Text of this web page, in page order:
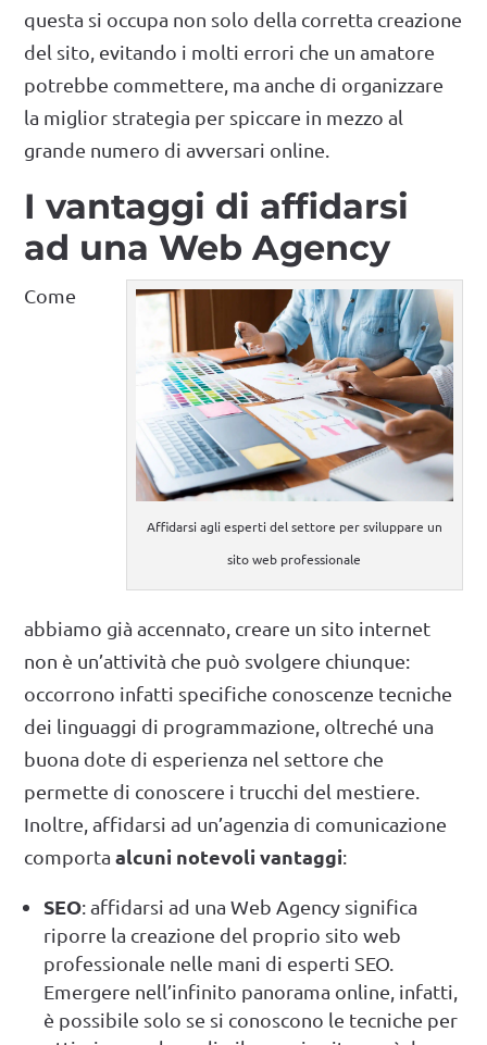
questa si occupa non solo della corretta creazione
del sito, evitando i molti errori che un amatore
potrebbe commettere, ma anche di organizzare
la miglior strategia per spiccare in mezzo al
grande numero di avversari online.
I vantaggi di affidarsi
ad una Web Agency
Affidarsi agli esperti del settore per sviluppare un
sito web professionale
Come
abbiamo già accennato, creare un sito internet
non è un’attività che può svolgere chiunque:
occorrono infatti specifiche conoscenze tecniche
dei linguaggi di programmazione, oltreché una
buona dote di esperienza nel settore che
permette di conoscere i trucchi del mestiere.
Inoltre, affidarsi ad un’agenzia di comunicazione
comportaalcuni notevoli vantaggi:
SEO: affidarsi ad una Web Agency significa
riporre la creazione del proprio sito web
professionale nelle mani di esperti SEO.
Emergere nell’infinito panorama online, infatti,
è possibile solo se si conoscono le tecniche per